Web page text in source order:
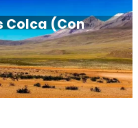
Colca (Con